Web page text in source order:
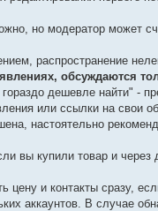
но модератор может
распространение
обсуждаются
дешевле найти" -
или ссылки на свои
настоятельно
вы купили товар и
цену и контакты сразу,
аккаунтов. В случае